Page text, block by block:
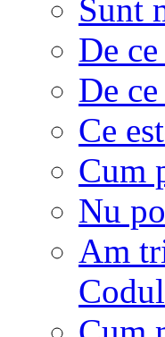
Sunt
De
De
Ce
Cum
Nu
Am